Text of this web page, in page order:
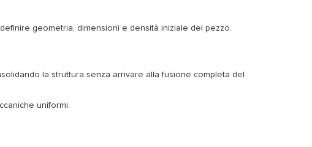
geometria, dimensioni e densità iniziale del pezzo.
la struttura senza arrivare alla fusione completa del
uniformi.